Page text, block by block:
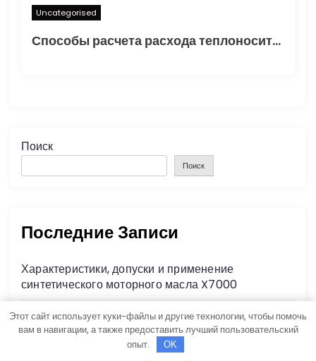
Uncategorised
Способы расчета расхода теплоносителя для системы отопления
Поиск
Поиск
Последние Записи
Характеристики, допуски и применение
синтетического моторного масла X7000
Базальтовые цилиндры с фольгированным и
некашированным покрытием для теплоизоляции
труб и дымоходов со сроком службы 25 лет
Этот сайт использует куки-файлы и другие технологии, чтобы помочь
вам в навигации, а также предоставить лучший пользовательский
опыт.
OK